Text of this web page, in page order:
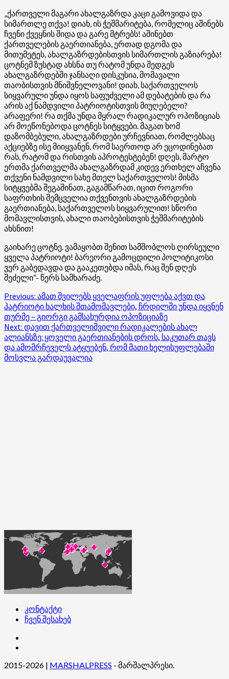
„ქართველი მაგარი ახალგაზრდა კაცი გამოვიდა და
სიმართლე თქვა! დიახ, ის ჭეშმარიტება, რომელიც აშინებს
ჩვენი ქვეყნის შიდა და გარე მტრებს! აშინებთ
ქართველების გაერთიანება, ერთად დგომა და
მითუმეტეს, ახალგაზრდებისთვის სიმართლის გაზიარება!
ცოტნემ ზუსტად ახსნა თუ რატომ უნდა შედგეს
ახალგაზრდებში ჯანსაღი დისკუსია, მომავალი
თაობისთვის მნიშვნელოვანი! დიახ, საქართველოს
სიყვარული უნდა იყოს საფუძველი ამ დებატების და რა
არის აქ ნამდვილი პატრიოტისთვის მიუღებელი?
არაფერი! რა თქმა უნდა მყრალ რადიკალურ ოპოზიციას
არ მოეწონებოდა ცოტნეს სიტყვები. მაგათ ხომ
დაზომბებული, ახალგაზრდები ურჩევნიათ, რომლებსაც
აქციებზე ისე მიიყვანენ, რომ საერთოდ არ ეცოდინებათ
რას, რატომ და რისთვის აპროტესტებენ! დღეს, მარტო
ერთმა ქართველმა ახალგაზრდამ კიდევ ერთხელ აჩვენა
თქვენი ნამდვილი სახე მთელ საქართველოს! მისმა
სიტყვებმა შეგაშინათ, გაგამწარათ, იცით როგორი
საფრთხის შემცველია თქვენთვის ახალგაზრდების
გაერთიანება, საქართველოს სიყვარულით! სწორი
მომავლისთვის, ახალი თაობებისთვის ჭეშმარიტების
ახსნით!
გაიხარე ცოტნე. ვამაყობთ შენით სამშობლოს ღირსეული
ყველა პატრიოტი! ბარეორი გამოცდილი პოლიტიკოსი
ვერ გაბედავდა და გააკეთებდა იმას, რაც შენ დღეს
შეძელი“- წერს სამხარაძე.
Post
navigation
Previous: ამათ შვილებს ყველაფრის უფლება აქვთ და
პატრიოტი ხალხის შთამომავლები, ჩრდილში უნდა იყვნენ
თურმე – გიორგი გამსახურდია ოპოზიციაზე
Next: დავით ქართველიშვილი რადიკალების ახალ
ალიანსზე: ყოველი გაერთიანების დროს, საკუთარ თავს
და ამომრჩეველს ატყუებენ, რომ მათი ხელისუფლებაში
მოსვლა გარდაუვალია
კონტაქტი
ჩვენ შესახებ
2015-2026 | MARSHALPRESS - მარშალპრესი.